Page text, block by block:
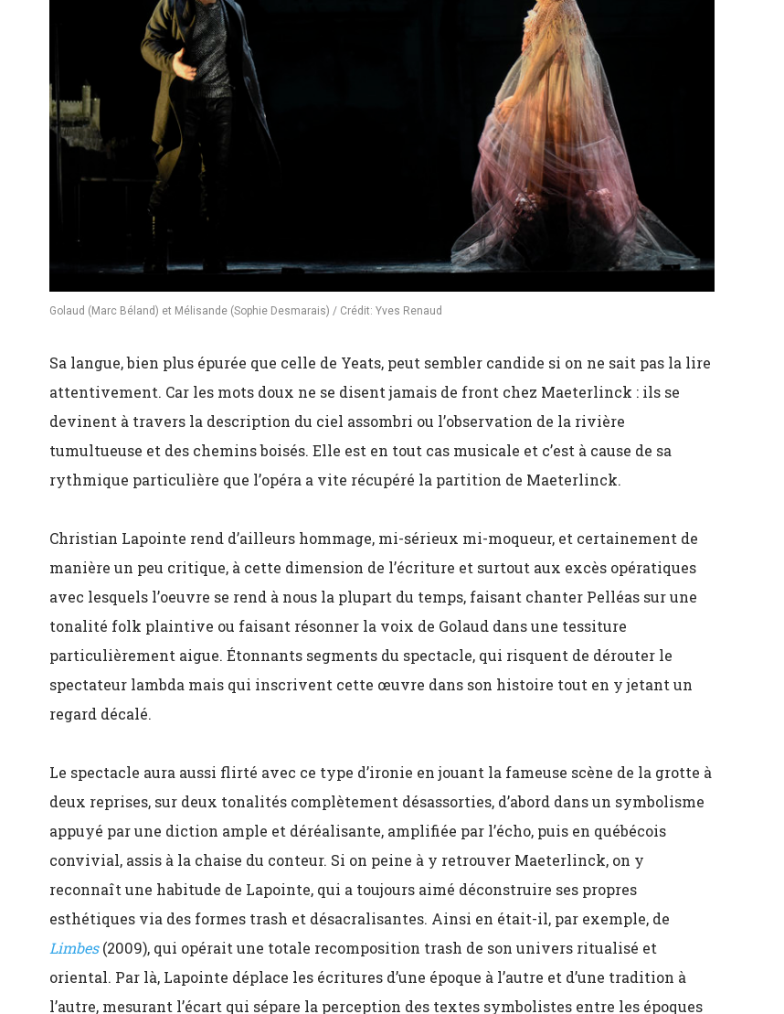
Golaud (Marc Béland) et Mélisande (Sophie Desmarais) / Crédit: Yves Renaud
Sa langue, bien plus épurée que celle de Yeats, peut sembler candide si on ne sait pas la lire
attentivement. Car les mots doux ne se disent jamais de front chez Maeterlinck : ils se
devinent à travers la description du ciel assombri ou l’observation de la rivière
tumultueuse et des chemins boisés. Elle est en tout cas musicale et c’est à cause de sa
rythmique particulière que l’opéra a vite récupéré la partition de Maeterlinck.
Christian Lapointe rend d’ailleurs hommage, mi-sérieux mi-moqueur, et certainement de
manière un peu critique, à cette dimension de l’écriture et surtout aux excès opératiques
avec lesquels l’oeuvre se rend à nous la plupart du temps, faisant chanter Pelléas sur une
tonalité folk plaintive ou faisant résonner la voix de Golaud dans une tessiture
particulièrement aigue. Étonnants segments du spectacle, qui risquent de dérouter le
spectateur lambda mais qui inscrivent cette œuvre dans son histoire tout en y jetant un
regard décalé.
Le spectacle aura aussi flirté avec ce type d’ironie en jouant la fameuse scène de la grotte à
deux reprises, sur deux tonalités complètement désassorties, d’abord dans un symbolisme
appuyé par une diction ample et déréalisante, amplifiée par l’écho, puis en québécois
convivial, assis à la chaise du conteur. Si on peine à y retrouver Maeterlinck, on y
reconnaît une habitude de Lapointe, qui a toujours aimé déconstruire ses propres
esthétiques via des formes trash et désacralisantes. Ainsi en était-il, par exemple, de
Limbes (2009), qui opérait une totale recomposition trash de son univers ritualisé et
oriental. Par là, Lapointe déplace les écritures d’une époque à l’autre et d’une tradition à
l’autre, mesurant l’écart qui sépare la perception des textes symbolistes entre les époques